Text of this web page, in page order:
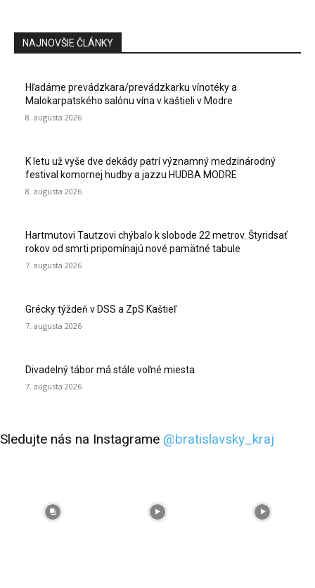
NAJNOVŠIE ČLÁNKY
Hľadáme prevádzkara/prevádzkarku vínotéky a
Malokarpatského salónu vína v kaštieli v Modre
8. augusta 2026
K letu už vyše dve dekády patrí významný medzinárodný
festival komornej hudby a jazzu HUDBA MODRE
8. augusta 2026
Hartmutovi Tautzovi chýbalo k slobode 22 metrov. Štyridsať
rokov od smrti pripomínajú nové pamätné tabule
7. augusta 2026
Grécky týždeň v DSS a ZpS Kaštieľ
7. augusta 2026
Divadelný tábor má stále voľné miesta
7. augusta 2026
Sledujte nás na Instagrame @bratislavsky_kraj